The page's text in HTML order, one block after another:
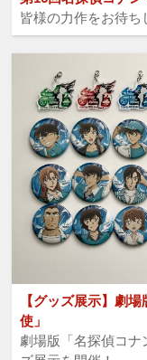
皆様の力作をお待ち
【グッズ展示】劇
使」
劇場版「名探偵コナ